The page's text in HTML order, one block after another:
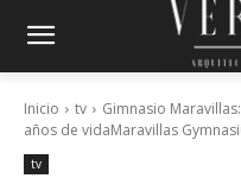
Inicio tv
Gimnasio
años de vidaMaravillas
tv